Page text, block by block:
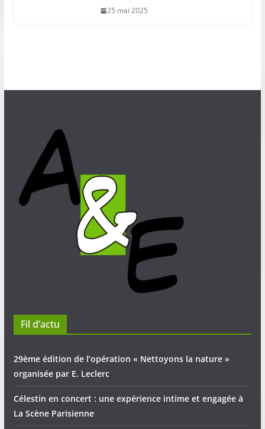
25 mai 2025
Fil d’actu
29ème édition de l’opération « Nettoyons la nature »
organisée par E. Leclerc
Célestin en concert : une expérience intime et engagée à
La Scène Parisienne